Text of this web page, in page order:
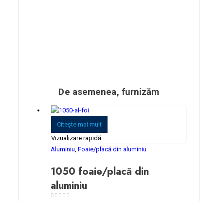
De asemenea, furnizăm
Citeşte mai mult
Vizualizare rapidă
Aluminiu Foaie/placă din aluminiu
1050 foaie/placă din
aluminiu